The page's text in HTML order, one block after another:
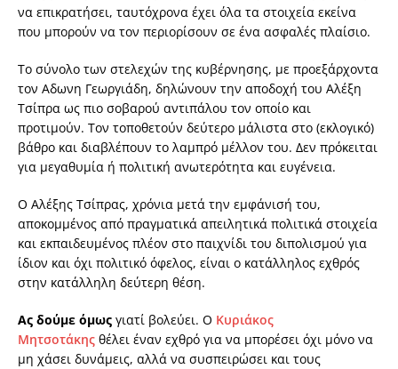
να επικρατήσει, ταυτόχρονα έχει όλα τα στοιχεία εκείνα
που µπορούν να τον περιορίσουν σε ένα ασφαλές πλαίσιο.
Το σύνολο των στελεχών της κυβέρνησης, µε προεξάρχοντα
τον Αδωνη Γεωργιάδη, δηλώνουν την αποδοχή του Αλέξη
Τσίπρα ως πιο σοβαρού αντιπάλου τον οποίο και
προτιµούν. Τον τοποθετούν δεύτερο µάλιστα στο (εκλογικό)
βάθρο και διαβλέπουν το λαµπρό µέλλον του. ∆εν πρόκειται
για µεγαθυµία ή πολιτική ανωτερότητα και ευγένεια.
Ο Αλέξης Τσίπρας, χρόνια µετά την εµφάνισή του,
αποκοµµένος από πραγµατικά απειλητικά πολιτικά στοιχεία
και εκπαιδευµένος πλέον στο παιχνίδι του διπολισµού για
ίδιον και όχι πολιτικό όφελος, είναι ο κατάλληλος εχθρός
στην κατάλληλη δεύτερη θέση.
Ας δούµε όµως γιατί βολεύει. Ο Κυριάκος
Μητσοτάκης θέλει έναν εχθρό για να µπορέσει όχι µόνο να
µη χάσει δυνάµεις, αλλά να συσπειρώσει και τους